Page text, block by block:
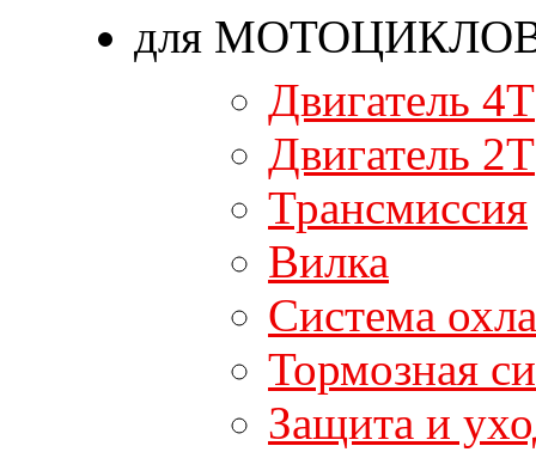
для
Двигатель 4T
Двигатель 2T
Трансмиссия
Вилка
Система
Тормозная
Защита и